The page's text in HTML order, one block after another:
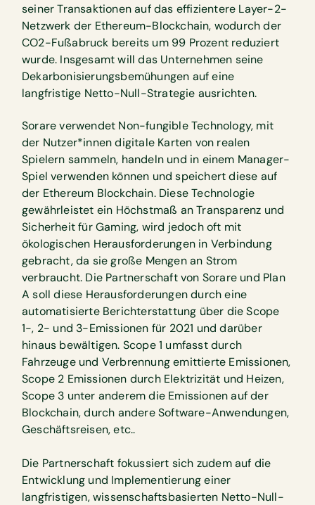
seiner Transaktionen auf das effizientere Layer-2-
Netzwerk der Ethereum-Blockchain, wodurch der
CO2-Fußabruck bereits um 99 Prozent reduziert
wurde. Insgesamt will das Unternehmen seine
Dekarbonisierungsbemühungen auf eine
langfristige Netto-Null-Strategie ausrichten.
Sorare verwendet Non-fungible Technology, mit
der Nutzer*innen digitale Karten von realen
Spielern sammeln, handeln und in einem Manager-
Spiel verwenden können und speichert diese auf
der Ethereum Blockchain. Diese Technologie
gewährleistet ein Höchstmaß an Transparenz und
Sicherheit für Gaming, wird jedoch oft mit
ökologischen Herausforderungen in Verbindung
gebracht, da sie große Mengen an Strom
verbraucht. Die Partnerschaft von Sorare und Plan
A soll diese Herausforderungen durch eine
automatisierte Berichterstattung über die Scope
1-, 2- und 3-Emissionen für 2021 und darüber
hinaus bewältigen. Scope 1 umfasst durch
Fahrzeuge und Verbrennung emittierte Emissionen,
Scope 2 Emissionen durch Elektrizität und Heizen,
Scope 3 unter anderem die Emissionen auf der
Blockchain, durch andere Software-Anwendungen,
Geschäftsreisen, etc..
Die Partnerschaft fokussiert sich zudem auf die
Entwicklung und Implementierung einer
langfristigen, wissenschaftsbasierten Netto-Null-